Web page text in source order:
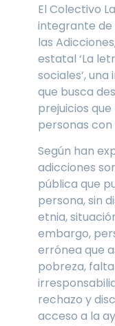
El Colectivo
integrante de
las
estatal ‘La
sociales’,
que busca
prejuicios
personas
Según han
adicciones
pública que
persona, sin
etnia,
embargo,
errónea que
pobreza,
rechazo y
acceso a la